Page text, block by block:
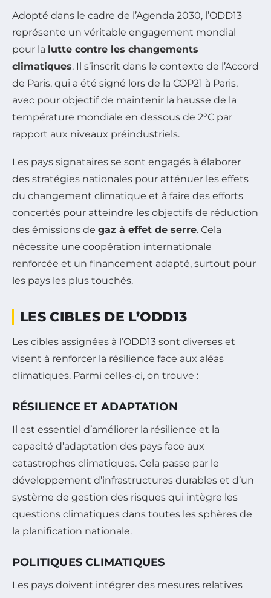
Adopté dans le cadre de l’Agenda 2030, l’ODD13
représente un véritable engagement mondial
pour la lutte contre les changements
climatiques. Il s’inscrit dans le contexte de l’Accord
de Paris, qui a été signé lors de la COP21 à Paris,
avec pour objectif de maintenir la hausse de la
température mondiale en dessous de 2°C par
rapport aux niveaux préindustriels.
Les pays signataires se sont engagés à élaborer
des stratégies nationales pour atténuer les effets
du changement climatique et à faire des efforts
concertés pour atteindre les objectifs de réduction
des émissions de gaz à effet de serre. Cela
nécessite une coopération internationale
renforcée et un financement adapté, surtout pour
les pays les plus touchés.
LES CIBLES DE L’ODD13
Les cibles assignées à l’ODD13 sont diverses et
visent à renforcer la résilience face aux aléas
climatiques. Parmi celles-ci, on trouve :
RÉSILIENCE ET ADAPTATION
Il est essentiel d’améliorer la résilience et la
capacité d’adaptation des pays face aux
catastrophes climatiques. Cela passe par le
développement d’infrastructures durables et d’un
système de gestion des risques qui intègre les
questions climatiques dans toutes les sphères de
la planification nationale.
POLITIQUES CLIMATIQUES
Les pays doivent intégrer des mesures relatives